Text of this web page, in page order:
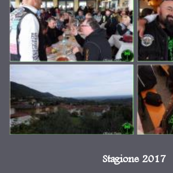
Stagione 2017